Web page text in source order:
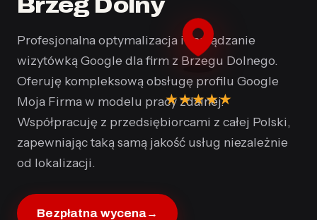
★★★★★
Brzeg Dolny
Profesjonalna optymalizacja i zarządzanie
wizytówką Google dla firm z Brzegu Dolnego.
Oferuję kompleksową obsługę profilu Google
Moja Firma w modelu pracy zdalnej.
Współpracuję z przedsiębiorcami z całej Polski,
zapewniając taką samą jakość usług niezależnie
od lokalizacji.
Bezpłatna wycena→